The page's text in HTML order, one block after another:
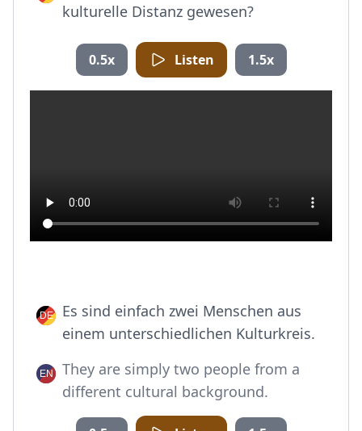
kulturelle Distanz gewesen?
0.5x Listen 1.5x
Es sind einfach zwei Menschen aus
einem unterschiedlichen Kulturkreis.
They are simply two people from a
different cultural background.